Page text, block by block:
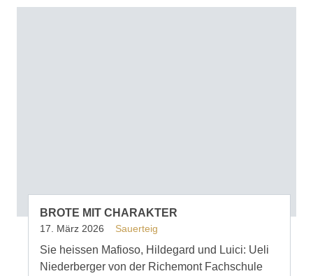
BROTE MIT CHARAKTER
17. März 2026 Sauerteig
Sie heissen Mafioso, Hildegard und Luici: Ueli
Niederberger von der Richemont Fachschule